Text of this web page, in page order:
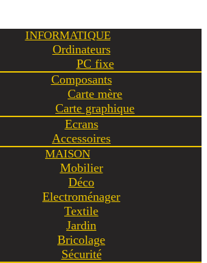
INFORMATIQUE
Ordinateurs
PC fixe
Composants
Carte mère
Carte graphique
Ecrans
Accessoires
MAISON
Mobilier
Déco
Electroménager
Textile
Jardin
Bricolage
Sécurité